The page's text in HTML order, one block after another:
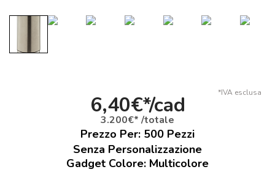
*IVA esclusa
6,40€*/cad
3.200€* /totale
Prezzo Per: 500 Pezzi
Senza Personalizzazione
Gadget Colore: Multicolore